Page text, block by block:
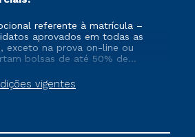
vigentes
referente à matrícula –
aprovados em todas as
exceto na prova on-line ou
bolsas de até 50% de
efetivado e/ou não tenham
sua matrícula em uma das